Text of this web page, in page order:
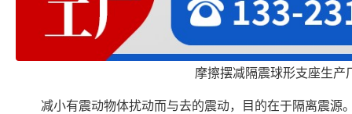
摩擦摆减隔震球形支座生产
减小有震动物体扰动而与去的震动，目的在于隔离震源